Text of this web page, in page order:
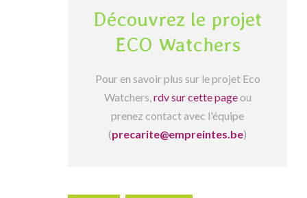
Découvrez le projet
ECO Watchers
Pour en savoir plus sur le projet Eco
Watchers, rdv sur cette pageou
prenez contact avec l'équipe
(precarite@empreintes.be)